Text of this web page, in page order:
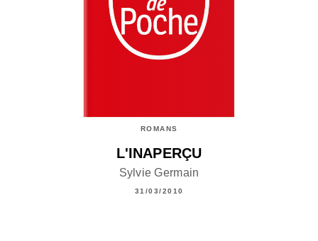
ROMANS
L'INAPERÇU
Sylvie Germain
31/03/2010